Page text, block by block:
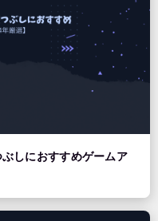
しにおすすめゲームア